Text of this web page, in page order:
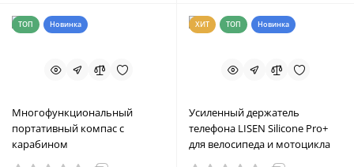
ТОП Новинка
Многофункциональный
портативный компас с
карабином
ХИТ ТОП Новинка
Усиленный держатель
телефона LISEN Silicone Pro+
для велосипеда и мотоцикла